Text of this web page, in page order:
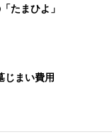
たまひよ」
じまい費用